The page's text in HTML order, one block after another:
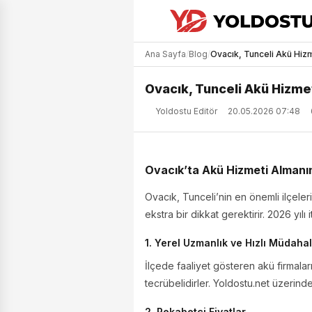
Ana Sayfa/Blog/Ovacık, Tunceli Akü
Ovacık, Tunceli Akü
Yoldostu Editör 20.05.2026 07:48
Ovacık’ta Akü Hizmeti
Ovacık, Tunceli’nin en önemli
ekstra bir dikkat gerektirir. 2026 yılı
1. Yerel Uzmanlık ve Hızlı
İlçede faaliyet gösteren akü
tecrübelidirler. Yoldostu.net